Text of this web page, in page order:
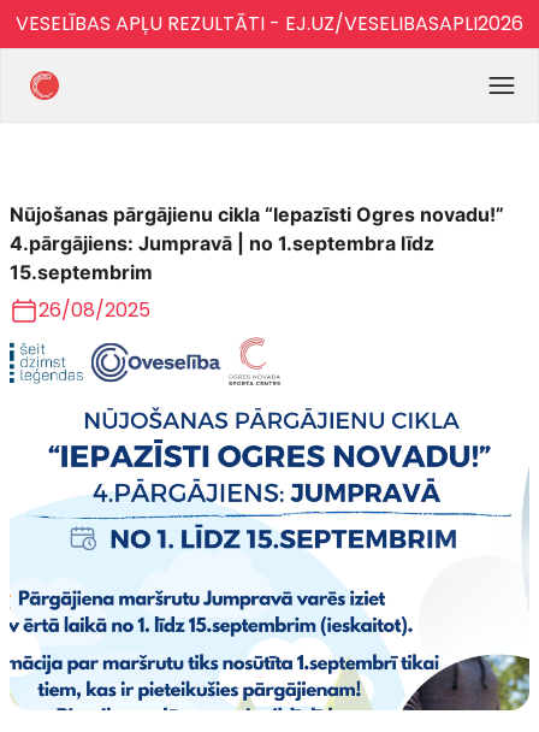
VESELĪBAS APĻU REZULTĀTI - EJ.UZ/VESELIBASAPLI2026
Nūjošanas pārgājienu cikla “Iepazīsti Ogres novadu!”
4.pārgājiens: Jumpravā | no 1.septembra līdz
15.septembrim
26/08/2025